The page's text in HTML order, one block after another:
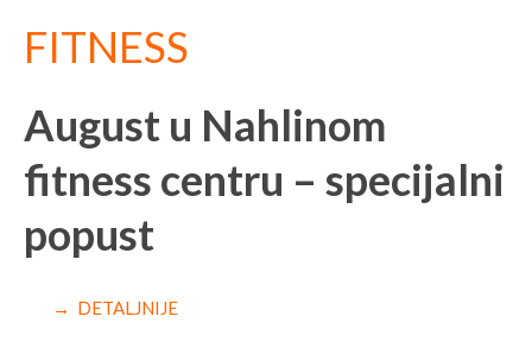
FITNESS
August u Nahlinom
fitness centru – specijalni
popust
→ DETALJNIJE